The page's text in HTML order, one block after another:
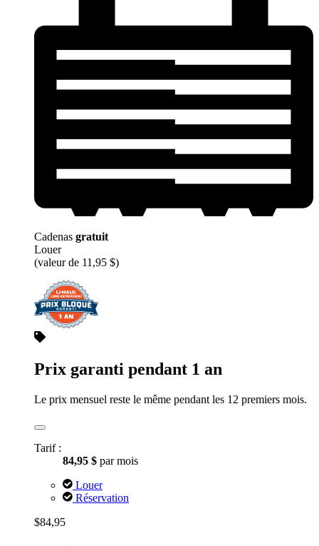
Cadenas gratuit
Louer
(valeur de 11,95 $)
Prix garanti pendant 1 an
Le prix mensuel reste le même pendant les 12 premiers mois.
Tarif :
84,95 $ par mois
Louer
Réservation
$84,95